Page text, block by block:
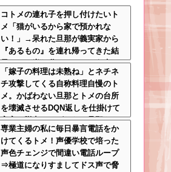
コトメの連れ子を押し付けたいト
メ「猫がいるから家で預かれな
い！」→呆れた旦那が義実家から
『あるもの』を連れ帰ってきた結
果…トメ半狂乱ｗｗｗ←そう来る
とは思わなかっただろトメ
「嫁子の料理は未熟ね」とネチネ
チ攻撃してくる自称料理自慢のト
メ。かばわない旦那とトメの台所
を壊滅させるDQN返しを仕掛けて
実家に脱出←かばわない旦那も一
緒に痛い目見ろ
専業主婦の私に毎日暴言電話をか
けてくるトメ！声優学校で培った
声色チェンジで間違い電話ループ
⇒極道になりすましてドス声で脅